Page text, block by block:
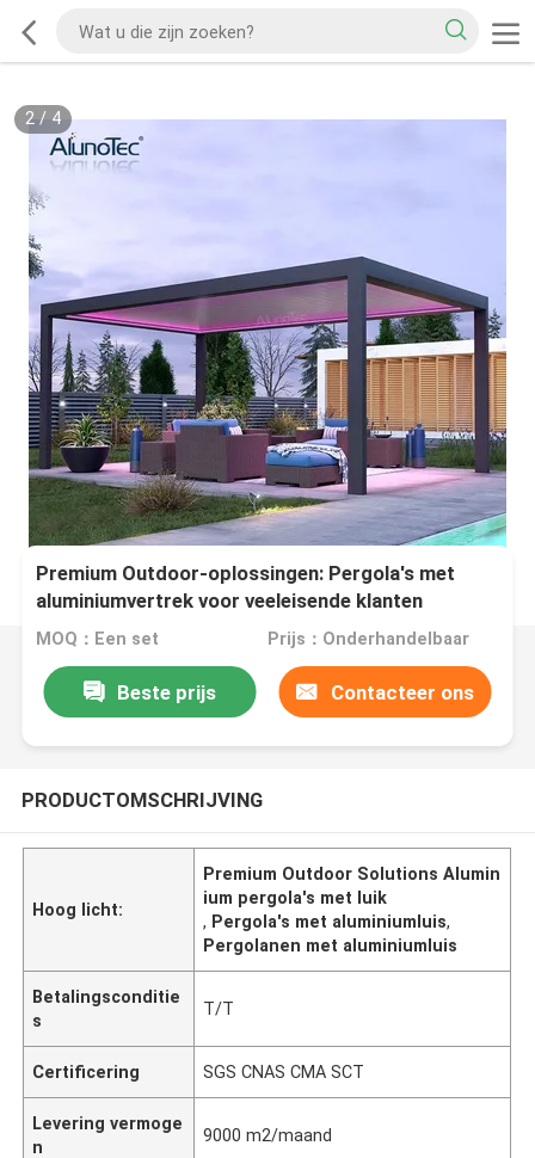
2/ 4
Premium Outdoor-oplossingen: Pergola's met
aluminiumvertrek voor veeleisende klanten
MOQ：Een set Prijs：Onderhandelbaar
Beste prijs Contacteer ons
PRODUCTOMSCHRIJVING
Hoog licht:
Premium Outdoor Solutions Alumin
ium pergola's met luik
, Pergola's met aluminiumluis,
Pergolanen met aluminiumluis
Betalingsconditie
s
T/T
Certificering SGS CNAS CMA SCT
Levering vermoge
n
9000 m2/maand